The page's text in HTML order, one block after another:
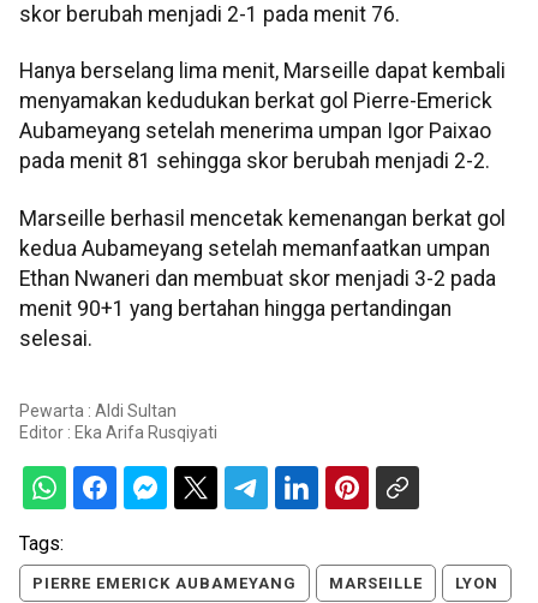
skor berubah menjadi 2-1 pada menit 76.
Hanya berselang lima menit, Marseille dapat kembali
menyamakan kedudukan berkat gol Pierre-Emerick
Aubameyang setelah menerima umpan Igor Paixao
pada menit 81 sehingga skor berubah menjadi 2-2.
Marseille berhasil mencetak kemenangan berkat gol
kedua Aubameyang setelah memanfaatkan umpan
Ethan Nwaneri dan membuat skor menjadi 3-2 pada
menit 90+1 yang bertahan hingga pertandingan
selesai.
Pewarta : Aldi Sultan
Editor : Eka Arifa Rusqiyati
Tags:
PIERRE EMERICK AUBAMEYANG MARSEILLE LYON